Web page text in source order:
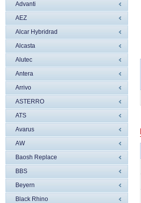
Advanti
AEZ
Alcar Hybridrad
Alcasta
Alutec
Antera
Arrivo
ASTERRO
ATS
Avarus
AW
Baosh Replace
BBS
Beyern
Black Rhino